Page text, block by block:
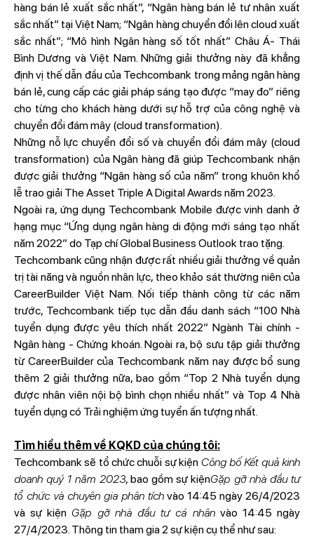
hàng bán lẻ xuất sắc nhất”, “Ngân hàng bán lẻ tư nhân xuất
sắc nhất” tại Việt Nam; “Ngân hàng chuyển đổi lên cloud xuất
sắc nhất”; “Mô hình Ngân hàng số tốt nhất” Châu Á- Thái
Bình Dương và Việt Nam. Những giải thưởng này đã khẳng
định vị thế dẫn đầu của Techcombank trong mảng ngân hàng
bán lẻ, cung cấp các giải pháp sáng tạo được “may đo” riêng
cho từng cho khách hàng dưới sự hỗ trợ của công nghệ và
chuyển đổi đám mây (cloud transformation).
Những nỗ lực chuyển đổi số và chuyển đổi đám mây (cloud
transformation) của Ngân hàng đã giúp Techcombank nhận
được giải thưởng “Ngân hàng số của năm” trong khuôn khổ
lễ trao giải The Asset Triple A Digital Awards năm 2023.
Ngoài ra, ứng dụng Techcombank Mobile được vinh danh ở
hạng mục “Ứng dụng ngân hàng di động mới sáng tạo nhất
năm 2022” do Tạp chí Global Business Outlook trao tặng.
Techcombank cũng nhận được rất nhiều giải thưởng về quản
trị tài năng và nguồn nhân lực, theo khảo sát thường niên của
CareerBuilder Việt Nam. Nối tiếp thành công từ các năm
trước, Techcombank tiếp tục dẫn đầu danh sách “100 Nhà
tuyển dụng được yêu thích nhất 2022” Ngành Tài chính -
Ngân hàng - Chứng khoán. Ngoài ra, bộ sưu tập giải thưởng
từ CareerBuilder của Techcombank năm nay được bổ sung
thêm 2 giải thưởng nữa, bao gồm “Top 2 Nhà tuyển dụng
được nhân viên nội bộ bình chọn nhiều nhất” và Top 4 Nhà
tuyển dụng có Trải nghiệm ứng tuyển ấn tượng nhất.
Tìm hiểu thêm về KQKD của chúng tôi:
Techcombank sẽ tổ chức chuỗi sự kiện Công bố Kết quả kinh
doanh quý 1 năm 2023, bao gồm sự kiệnGặp gỡ nhà đầu tư
tổ chức và chuyên gia phân tích vào 14:45 ngày 26/4/2023
và sự kiện Gặp gỡ nhà đầu tư cá nhânvào 14:45 ngày
27/4/2023. Thông tin tham gia 2 sự kiện cụ thể như sau: